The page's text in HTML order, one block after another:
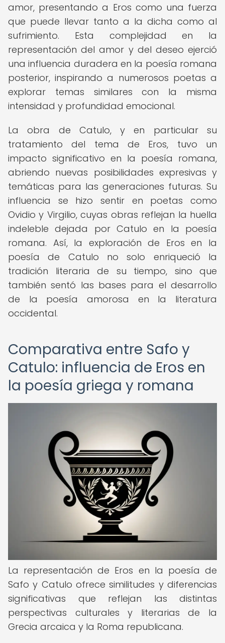
amor, presentando a Eros como una fuerza
que puede llevar tanto a la dicha como al
sufrimiento. Esta complejidad en la
representación del amor y del deseo ejerció
una influencia duradera en la poesía romana
posterior, inspirando a numerosos poetas a
explorar temas similares con la misma
intensidad y profundidad emocional.
La obra de Catulo, y en particular su
tratamiento del tema de Eros, tuvo un
impacto significativo en la poesía romana,
abriendo nuevas posibilidades expresivas y
temáticas para las generaciones futuras. Su
influencia se hizo sentir en poetas como
Ovidio y Virgilio, cuyas obras reflejan la huella
indeleble dejada por Catulo en la poesía
romana. Así, la exploración de Eros en la
poesía de Catulo no solo enriqueció la
tradición literaria de su tiempo, sino que
también sentó las bases para el desarrollo
de la poesía amorosa en la literatura
occidental.
Comparativa entre Safo y
Catulo: influencia de Eros en
la poesía griega y romana
La representación de Eros en la poesía de
Safo y Catulo ofrece similitudes y diferencias
significativas que reflejan las distintas
perspectivas culturales y literarias de la
Grecia arcaica y la Roma republicana.